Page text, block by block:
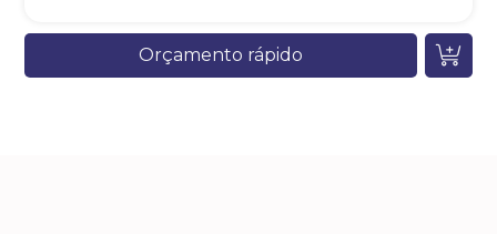
Orçamento rápido